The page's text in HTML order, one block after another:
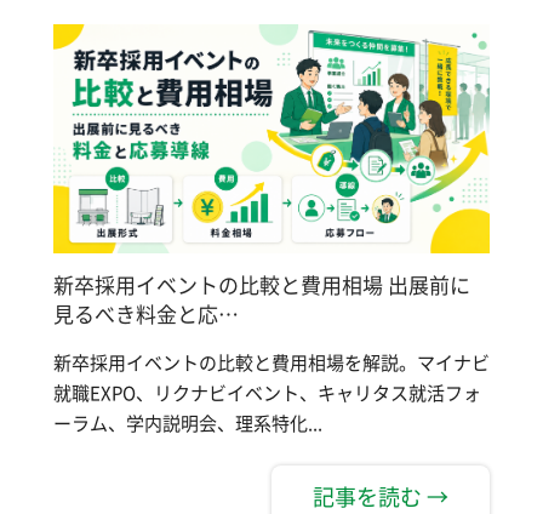
新卒採用イベントの比較と費用相場 出展前に
見るべき料金と応…
新卒採用イベントの比較と費用相場を解説。マイナビ
就職EXPO、リクナビイベント、キャリタス就活フォ
ーラム、学内説明会、理系特化...
記事を読む →